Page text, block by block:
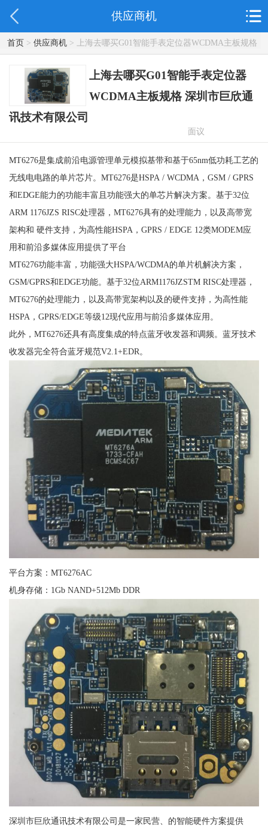
供应商机
首页> 供应商机> 上海去哪买G01智能手表定位器WCDMA主板规格
深圳市巨欣通讯技术有限公司
上海去哪买G01智能手表定位器
WCDMA主板规格 深圳市巨欣通
讯技术有限公司
面议
MT6276是集成前沿电源管理单元模拟基带和基于65nm低功耗工艺的
无线电电路的单片芯片。MT6276是HSPA / WCDMA，GSM / GPRS
和EDGE能力的功能丰富且功能强大的单芯片解决方案。基于32位
ARM 1176JZS RISC处理器，MT6276具有的处理能力，以及高带宽
架构和 硬件支持，为高性能HSPA，GPRS / EDGE 12类MODEM应
用和前沿多媒体应用提供了平台
MT6276功能丰富，功能强大HSPA/WCDMA的单片机解决方案，
GSM/GPRS和EDGE功能。基于32位ARM1176JZSTM RISC处理器，
MT6276的处理能力，以及高带宽架构以及的硬件支持，为高性能
HSPA，GPRS/EDGE等级12现代应用与前沿多媒体应用。
此外，MT6276还具有高度集成的特点蓝牙收发器和调频。蓝牙技术
收发器完全符合蓝牙规范V2.1+EDR。
平台方案：MT6276AC
机身存储：1Gb NAND+512Mb DDR
深圳市巨欣通讯技术有限公司是一家民营、的智能硬件方案提供